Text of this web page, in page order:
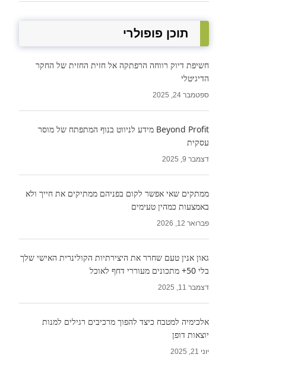
תוכן פופולרי
חשיפת דיוק רווחה הרפתקה אל חזית החזית של החקר
הדיגיטלי
ספטמבר 24, 2025
Beyond Profit מידע לניווט בנוף המתפתח של מוסר
עסקית
דצמבר 9, 2025
ממתקים שאי אפשר לקום בפניהם ממתיקים את חייך ולא
באמצעות כמהין טעימים
פברואר 12, 2026
גאון אנין טעם שחרר את היצירתיות הקולינרית האישי שלך
בלי 50+ מתכונים מעוררי דחף לאוכל
דצמבר 11, 2025
אלכימיה למטבח כיצד להפוך מרכיבים רגילים למנות
יוצאות דופן
יוני 21, 2025